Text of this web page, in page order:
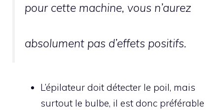
pour cette machine, vous n’aurez
absolument pas d’effets positifs.
L’épilateur doit détecter le poil, mais
surtout le bulbe, il est donc préférable